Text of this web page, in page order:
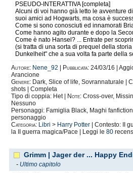
PSEUDO-INTERATTIVA [completa]
Alcuni di voi hanno già letto le avventure
suoi amici ad Hogwarts, ma cosa è
Come si sono conosciuti ed innamorati
Come hanno agito durante e dopo la
Come è nato Hansel? ... Entrate per
(si tratta di una sorta di prequel della
Dunkelheit" che a sua volta fa parte della
Autore: Nene_92 Pubblicata: 24/03/16 |
Arancione
Genere: Dark, Slice of life, Sovrannaturale |
shots | Completa
Tipo di coppia: Het |
Note: Cross-over,
Nessuno
Personaggi: Famiglia Black, Maghi
personaggio
Categoria: Libri > Harry Potter | Contesto: II
la II guerra magica/Pace | Leggi le 80
Grimm | Jager der ... Happy
- Ultimo capitolo